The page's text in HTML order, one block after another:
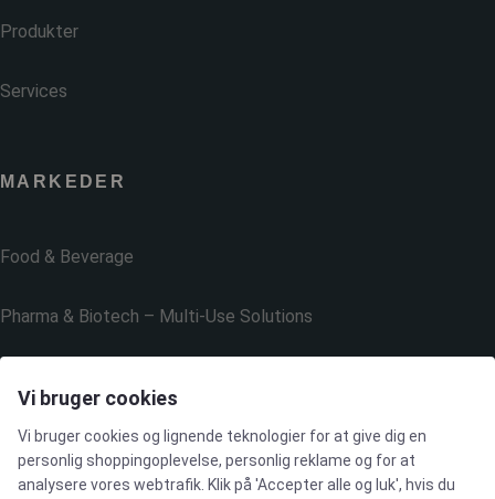
Produkter
Services
MARKEDER
Food & Beverage
Pharma & Biotech – Multi-Use Solutions
Cleanroom
Vi bruger cookies
Vi bruger cookies og lignende teknologier for at give dig en
personlig shoppingoplevelse, personlig reklame og for at
analysere vores webtrafik. Klik på 'Accepter alle og luk', hvis du